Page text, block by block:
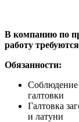
В компанию по
работу
Обязанности:
Соблюдение
галтовки
Галтовка
и латуни